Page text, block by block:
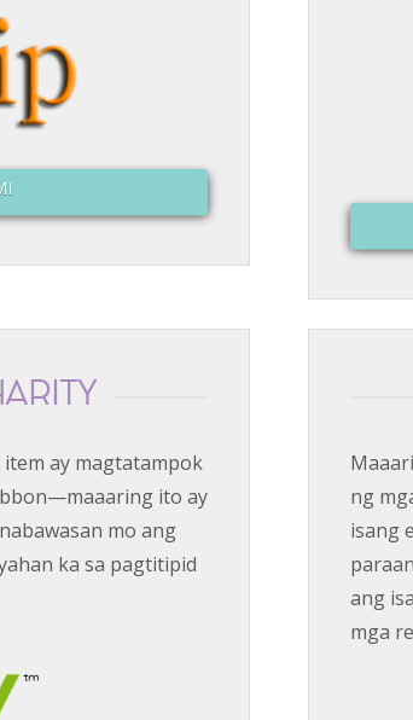
ay magtatampok
ito ay
mo ang
ka sa pagtitipid
ng
isang
ang
mga